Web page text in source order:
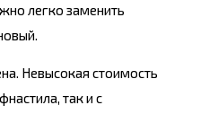
легко заменить
Невысокая стоимость
так и с